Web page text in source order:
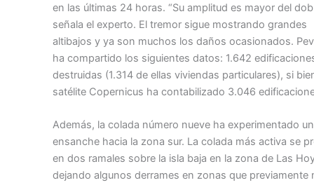
en las últimas 24 horas. “Su amplitud es mayor del
señala el experto. El tremor sigue mostrando grandes
altibajos y ya son muchos los daños ocasionados.
ha compartido los siguientes datos: 1.642
destruidas (1.314 de ellas viviendas particulares), si
satélite Copernicus ha contabilizado 3.046
Además, la colada número nueve ha experimentado
ensanche hacia la zona sur. La colada más activa se
en dos ramales sobre la isla baja en la zona de Las
dejando algunos derrames en zonas que previamente